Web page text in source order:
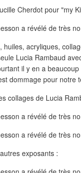
Cherdot pour "my
acryliques,
Lucia Rambaud
il y en a
dommage pour notre
collages de Lucia
exposants :